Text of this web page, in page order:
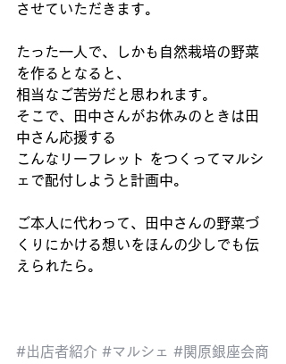
させていただきます。
たった一人で、しかも自然栽培の野菜
を作るとなると、
相当なご苦労だと思われます。
そこで、田中さんがお休みのときは田
中さん応援する
こんなリーフレット をつくってマルシ
ェで配付しようと計画中。
ご本人に代わって、田中さんの野菜づ
くりにかける想いをほんの少しでも伝
えられたら。
#出店者紹介 #マルシェ #関原銀座会商